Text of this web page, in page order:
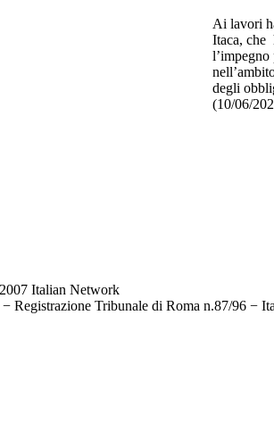
Ai lavori
Itaca, che
l’impegno
degli
(10/06/
Italian Network
Registrazione Tribunale di Roma n.87/96 −